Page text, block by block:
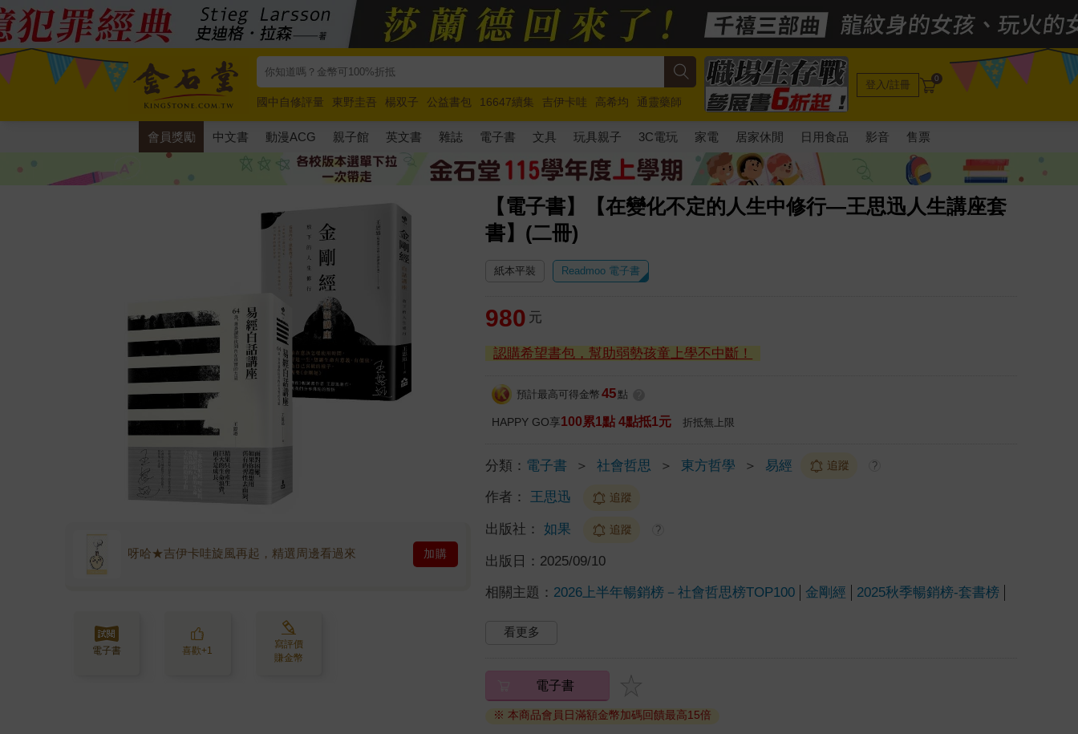
國中自修評量 東野圭吾 楊双子 公益書包 16647續集 吉伊卡哇 高希均
通靈藥師
唯紅花綻放
奧德賽 路邊攤新作 馬斯克 玩具總動員5 超慢跑
登入/註冊 0
會員獎勵 中文書 動漫ACG 親子館 英文書 雜誌 電子書 文具 玩具親子 3C電玩 家電 居家休閒 日用食品 影音 售票
【電子書】【在變化不定的人生中修行—王思迅人生講座套
書】(二冊)
呀哈★吉伊卡哇旋風再起，精選周邊看過來 加購
電子書 喜歡+1
寫評價
賺金幣
紙本平裝 Readmoo 電子書
980 元
認購希望書包，幫助弱勢孩童上學不中斷！
預計最高可得金幣 45 點
HAPPY GO享100累1點 4點抵1元 折抵無上限
分類： 電子書 ＞ 社會哲思 ＞ 東方哲學 ＞ 易經 追蹤 ?
作者： 王思迅 追蹤
出版社： 如果 追蹤 ?
出版日： 2025/09/10
相關主題： 2026上半年暢銷榜－社會哲思榜TOP100 金剛經 2025秋季暢銷榜-套書榜
看更多
電子書
※ 本商品會員日滿額金幣加碼回饋最高15倍